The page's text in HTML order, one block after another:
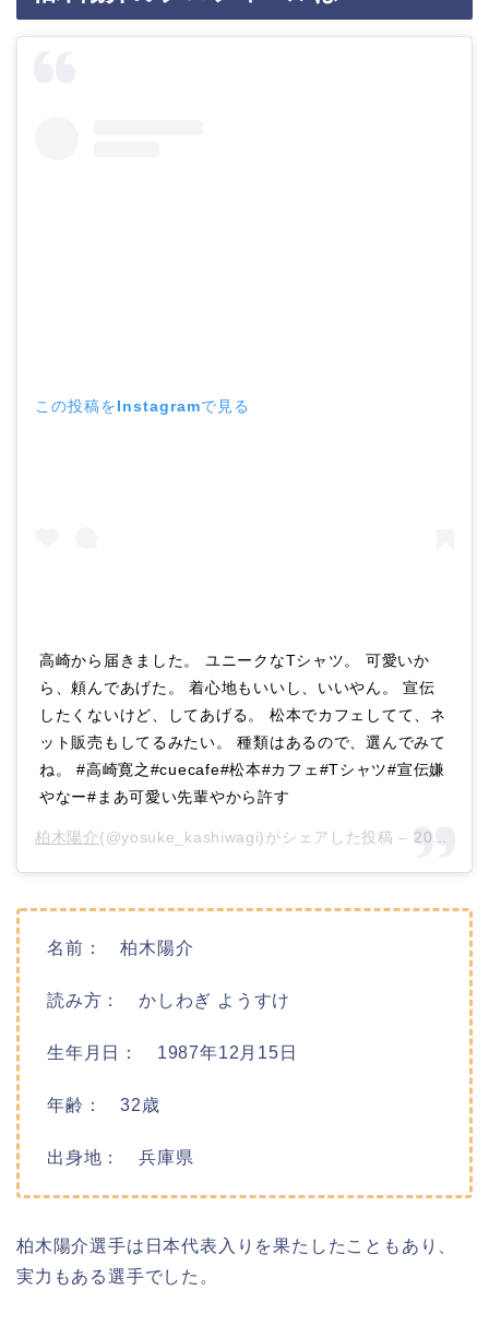
この投稿をInstagramで見る
高崎から届きました。 ユニークなTシャツ。 可愛いか
ら、頼んであげた。 着心地もいいし、いいやん。 宣伝
したくないけど、してあげる。 松本でカフェしてて、ネ
ット販売もしてるみたい。 種類はあるので、選んでみて
ね。 #高崎寛之#cuecafe#松本#カフェ#Tシャツ#宣伝嫌
やなー#まあ可愛い先輩やから許す
柏木陽介(@yosuke_kashiwagi)がシェアした投稿 – 2020年 4月月10日午後5時28分PDT
名前： 柏木陽介
読み方： かしわぎ ようすけ
生年月日： 1987年12月15日
年齢： 32歳
出身地： 兵庫県
柏木陽介選手は日本代表入りを果たしたこともあり、
実力もある選手でした。